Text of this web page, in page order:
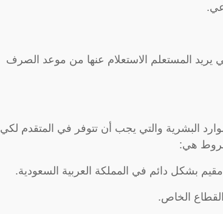
المستعلم الاستعلام عنها من موعد الصرف
البشرية والتي يجب أن تتوفر في المتقدم لكي
هي:
بشكل دائم في المملكة العربية السعودية.
الخاص.